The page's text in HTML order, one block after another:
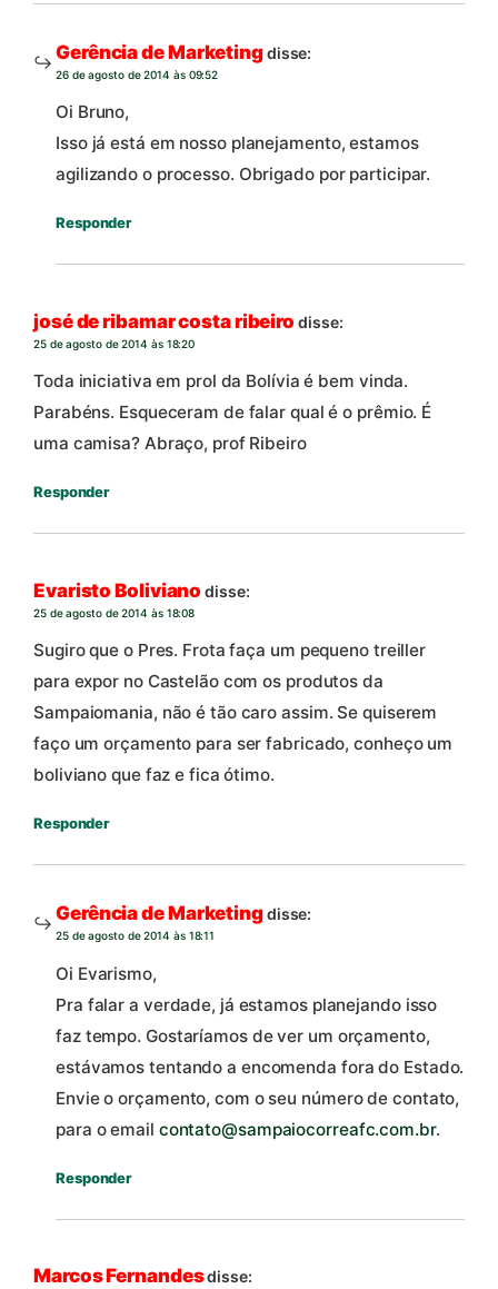
Gerência de Marketingdisse:
26 de agosto de 2014 às 09:52
Oi Bruno,
Isso já está em nosso planejamento, estamos
agilizando o processo. Obrigado por participar.
Responder
josé de ribamar costa ribeiro disse:
25 de agosto de 2014 às 18:20
Toda iniciativa em prol da Bolívia é bem vinda.
Parabéns. Esqueceram de falar qual é o prêmio. É
uma camisa? Abraço, prof Ribeiro
Responder
Evaristo Boliviano disse:
25 de agosto de 2014 às 18:08
Sugiro que o Pres. Frota faça um pequeno treiller
para expor no Castelão com os produtos da
Sampaiomania, não é tão caro assim. Se quiserem
faço um orçamento para ser fabricado, conheço um
boliviano que faz e fica ótimo.
Responder
Gerência de Marketingdisse:
25 de agosto de 2014 às 18:11
Oi Evarismo,
Pra falar a verdade, já estamos planejando isso
faz tempo. Gostaríamos de ver um orçamento,
estávamos tentando a encomenda fora do Estado.
Envie o orçamento, com o seu número de contato,
para o email contato@sampaiocorreafc.com.br.
Responder
Marcos Fernandesdisse: